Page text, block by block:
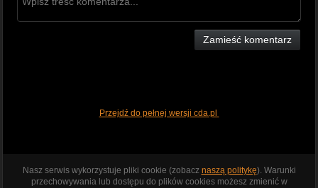
Zamieść komentarz
Przejdź do pełnej wersji cda.pl
Nasz serwis wykorzystuje pliki cookie (zobacz naszą politykę). Warunki
przechowywania lub dostępu do plików cookies możesz zmienić w